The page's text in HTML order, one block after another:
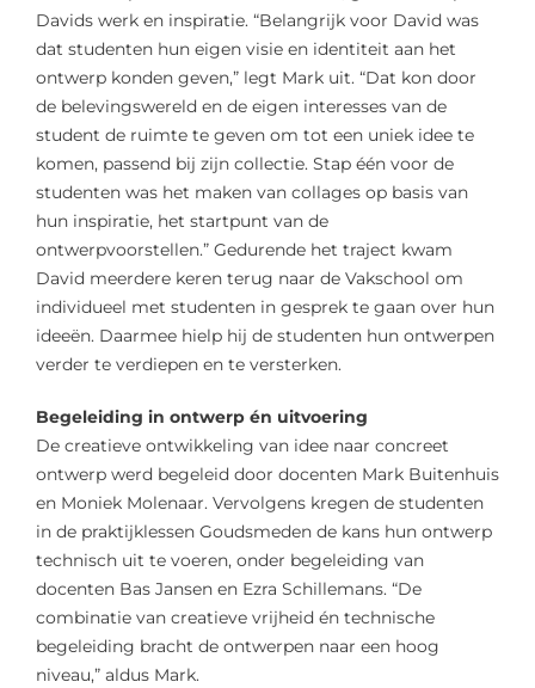
Davids werk en inspiratie. “Belangrijk voor David was
dat studenten hun eigen visie en identiteit aan het
ontwerp konden geven,” legt Mark uit. “Dat kon door
de belevingswereld en de eigen interesses van de
student de ruimte te geven om tot een uniek idee te
komen, passend bij zijn collectie. Stap één voor de
studenten was het maken van collages op basis van
hun inspiratie, het startpunt van de
ontwerpvoorstellen.” Gedurende het traject kwam
David meerdere keren terug naar de Vakschool om
individueel met studenten in gesprek te gaan over hun
ideeën. Daarmee hielp hij de studenten hun ontwerpen
verder te verdiepen en te versterken.
Begeleiding in ontwerp én uitvoering
De creatieve ontwikkeling van idee naar concreet
ontwerp werd begeleid door docenten Mark Buitenhuis
en Moniek Molenaar. Vervolgens kregen de studenten
in de praktijklessen Goudsmeden de kans hun ontwerp
technisch uit te voeren, onder begeleiding van
docenten Bas Jansen en Ezra Schillemans. “De
combinatie van creatieve vrijheid én technische
begeleiding bracht de ontwerpen naar een hoog
niveau,” aldus Mark.